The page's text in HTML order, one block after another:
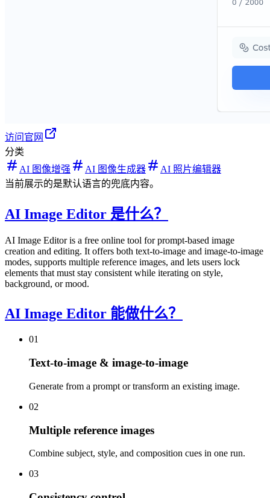
访问官网
分类
AI 图像增强
AI 图像生成器
AI 照片编辑器
当前展示的是默认语言的兜底内容。
AI Image Editor 是什么？
AI Image Editor is a free online tool for prompt-based image
creation and editing. It offers both text-to-image and image-to-image
modes, supports multiple reference images, and lets users lock
elements that must stay consistent while iterating on style,
background, or mood.
AI Image Editor 能做什么？
01
Text-to-image & image-to-image
Generate from a prompt or transform an existing image.
02
Multiple reference images
Combine subject, style, and composition cues in one run.
03